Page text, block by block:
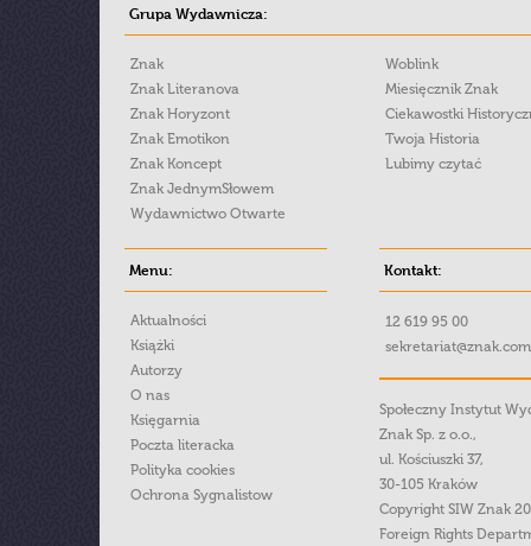
Grupa Wydawnicza:
Znak
Znak Literanova
Znak Horyzont
Znak Emotikon
Znak Koncept
Znak JednymSłowem
Wydawnictwo Otwarte
Woblink
Miesięcznik Znak
Ciekawostki
Twoja Historia
Lubimy czytać
Menu:
Aktualności
Książki
Autorzy
O nas
Księgarnia
Poczta literacka
Polityka cookies
Ochrona Sygnalistow
Kontakt:
12 619 95 00
Społeczny Instytut
Znak Sp. z o.o.,
ul. Kościuszki 37,
30-105 Kraków
Copyright SIW Znak
Foreign Rights